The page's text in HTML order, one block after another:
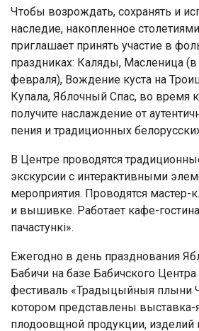
Чтобы возрождать, сохранять и
наследие, накопленное
приглашает принять участие в
праздниках: Каляды, Масленица (в
февраля), Вождение куста на
Купала, Яблочный Спас, во время
получите наслаждение от
пения и традиционных
В Центре проводятся
экскурсии с интерактивными
мероприятия. Проводятся мастер-
и вышивке. Работает кафе-
пачастункі».
Ежегодно в день празднования
Бабичи на базе Бабичского Центра
фестиваль «Традыцыйныя плыни
котором представлены выставка-
плодоовщной продукции, изделий